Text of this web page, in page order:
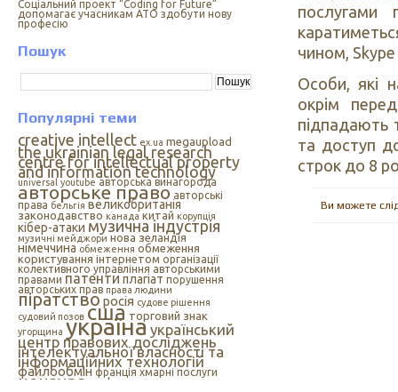
Cоціальний проект “Coding for Future”
допомагає учасникам АТО здобути нову
професію
Пошук
Популярні теми
creative intellect ex.ua megaupload
the ukrainian legal research
centre for intellectual property
and information technology
universal youtube авторська винагорода
авторське право авторські
права бельгія великобританія
законодавство канада китай корупція
кібер-атаки музична індустрія
музичні мейджори нова зеландія
німеччина обмеження обмеження
користування інтернетом організації
колективного управління авторськими
правами патентиплагіат порушення
авторських прав права людини
піратстворосія судове рішення
судовий позов сша торговий знак
угорщина українаукраїнський
центр правових досліджень
інтелектуальної власності та
інформаційних технологій
файлообмін франція хмарні послуги
цензура цифрова музика
послугами
чином,
Особи, які
окрім
підпадають
та доступ
строк до 8
Ви можете